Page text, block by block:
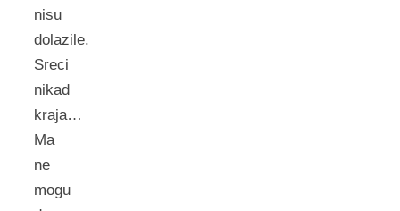
nisu
dolazile.
Sreci
nikad
kraja…
Ma
ne
mogu